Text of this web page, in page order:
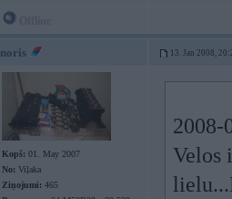
noris 13. Jan 2008,
Kopš: 01. May 2007
No: Viļaka
Ziņojumi: 465
2008-
Velos